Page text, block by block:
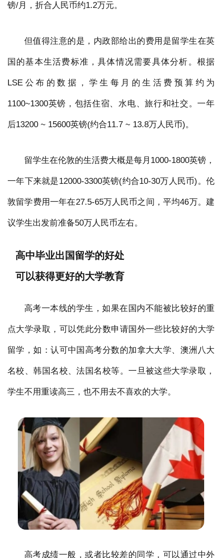
镑/月，折合人民币约1.2万元。
但值得注意的是，内政部给出的费用是留学生在英
国的基本生活费标准，具体情况需要具体分析。根据
LSE公布的数据，学生每月的生活费预算约为
1100~1300英镑，包括住宿、水电、旅行和社交。一年
后13200 ~ 15600英镑(约合11.7 ~ 13.8万人民币)。
留学生在伦敦的生活费大概是每月1000-1800英镑，
一年下来就是12000-3300英镑(约合10-30万人民币)。伦
敦留学费用一年在27.5-65万人民币之间，平均46万。建
议学生出发前准备50万人民币左右。
高中毕业出国留学的好处
可以获得更好的大学教育
高考一本线的学生，如果在国内不能被比较好的重
点大学录取，可以凭此分数申请国外一些比较好的大学
留学，如：认可中国高考分数的加拿大大学、澳洲八大
名校、韩国名校、法国名校等。一旦被这些大学录取，
学生不用重读高三，也不用去不喜欢的大学。
高考成绩一般，或者比较差的同学，可以通过中外